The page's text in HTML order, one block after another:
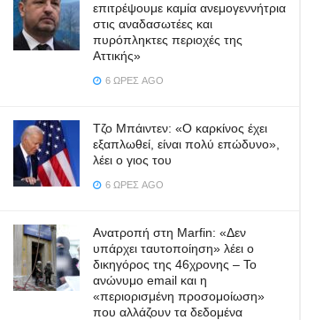
επιτρέψουμε καμία ανεμογεννήτρια
στις αναδασωτέες και
πυρόπληκτες περιοχές της
Αττικής»
6 ΏΡΕΣ AGO
Τζο Μπάιντεν: «Ο καρκίνος έχει
εξαπλωθεί, είναι πολύ επώδυνο»,
λέει ο γιος του
6 ΏΡΕΣ AGO
Ανατροπή στη Marfin: «Δεν
υπάρχει ταυτοποίηση» λέει ο
δικηγόρος της 46χρονης – Το
ανώνυμο email και η
«περιορισμένη προσομοίωση»
που αλλάζουν τα δεδομένα